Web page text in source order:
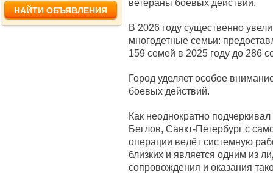
ветераны боевых действий.
В 2026 году существенно
многодетные семьи:
159 семей в 2025 году до 286
Город уделяет особое
боевых действий.
Как неоднократно
Беглов, Санкт-Петербург с
операции ведёт системную
близких и является одним из
сопровождения и оказания